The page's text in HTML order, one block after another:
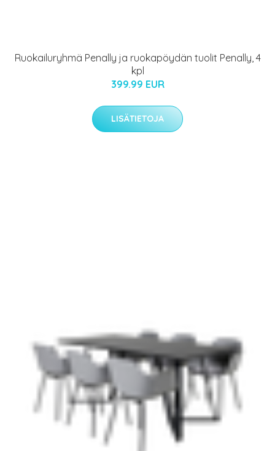
Ruokailuryhmä Penally ja ruokapöydän tuolit Penally, 4
kpl
399.99 EUR
LISÄTIETOJA